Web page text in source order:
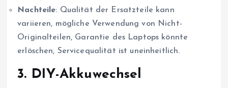
Nachteile: Qualität der Ersatzteile kann
variieren, mögliche Verwendung von Nicht-
Originalteilen, Garantie des Laptops könnte
erlöschen, Servicequalität ist uneinheitlich.
3. DIY-Akkuwechsel